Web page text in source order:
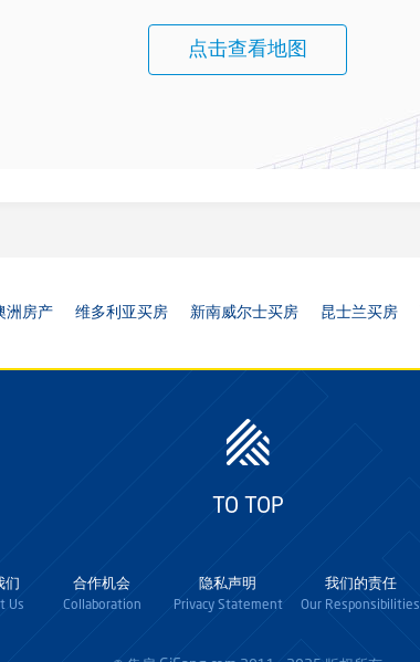
点击查看地图
洲房产 维多利亚买房 新南威尔士买房 昆士兰买房
TO TOP
们
Us
合作机会
Collaboration
隐私声明
Privacy Statement
我们的责任
Our Responsibilities